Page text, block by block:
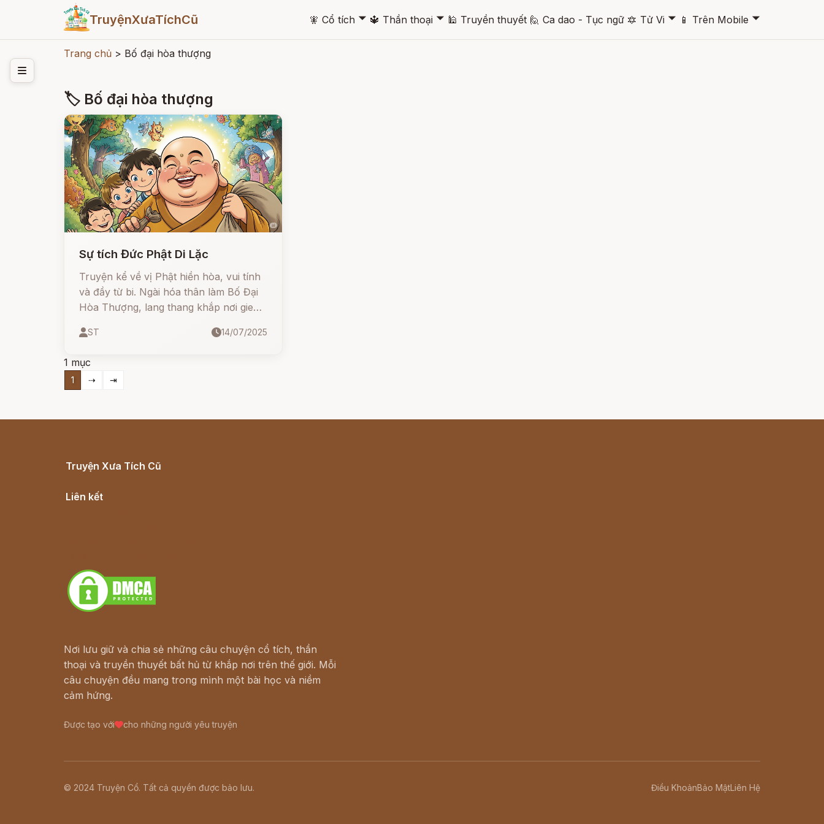
TruyệnXưaTíchCũ 🧚 Cổ tích 🞃 🔱 Thần thoại 🞃 🕌 Truyền thuyết 🙋 Ca dao - Tục ngữ 🔯 Tử Vi 🞃 📱 Trên Mobile 🞃
Trang chủ > Bố đại hòa thượng
🏷 Bố đại hòa thượng
Sự tích Đức Phật Di Lặc
Truyện kể về vị Phật hiền hòa, vui tính
và đầy từ bi. Ngài hóa thân làm Bố Đại
Hòa Thượng, lang thang khắp nơi gieo
chân Ngài đến là mang theo tiếng cười,
ST 14/07/2025
1 mục
1 ⇢ ⇥
Truyện Xưa Tích Cũ
Liên kết
Nơi lưu giữ và chia sẻ những câu chuyện cổ tích, thần
thoại và truyền thuyết bất hủ từ khắp nơi trên thế giới. Mỗi
câu chuyện đều mang trong mình một bài học và niềm
cảm hứng.
Được tạo với cho những người yêu truyện
© 2024 Truyện Cổ. Tất cả quyền được bảo lưu. Điều KhoảnBảo MậtLiên Hệ